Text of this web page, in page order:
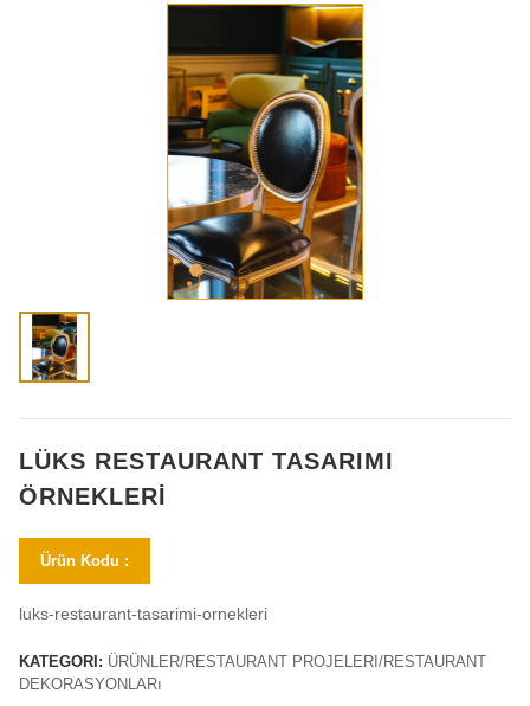
LÜKS RESTAURANT TASARIMI
ÖRNEKLERI
Ürün Kodu :
luks-restaurant-tasarimi-ornekleri
KATEGORI: ÜRÜNLER/RESTAURANT PROJELERI/RESTAURANT
DEKORASYONLARı